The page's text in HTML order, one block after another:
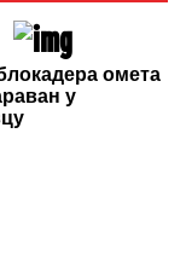
омета
у